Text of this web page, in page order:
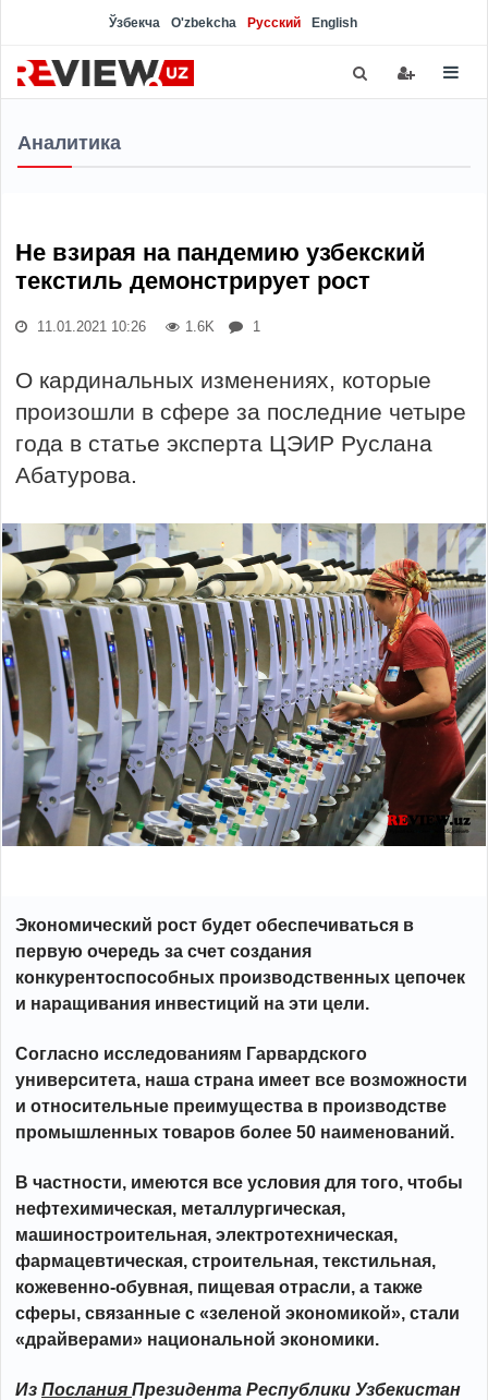
Ўзбекча O'zbekcha Русский English
Аналитика
Не взирая на пандемию узбекский
текстиль демонстрирует рост
11.01.2021 10:26 1.6K 1
О кардинальных изменениях, которые
произошли в сфере за последние четыре
года в статье эксперта ЦЭИР Руслана
Абатурова.
Экономический рост будет обеспечиваться в
первую очередь за счет создания
конкурентоспособных производственных цепочек
и наращивания инвестиций на эти цели.
Согласно исследованиям Гарвардского
университета, наша страна имеет все возможности
и относительные преимущества в производстве
промышленных товаров более 50 наименований.
В частности, имеются все условия для того, чтобы
нефтехимическая, металлургическая,
машиностроительная, электротехническая,
фармацевтическая, строительная, текстильная,
кожевенно-обувная, пищевая отрасли, а также
сферы, связанные с «зеленой экономикой», стали
«драйверами» национальной экономики.
Из Послания Президента Республики Узбекистан